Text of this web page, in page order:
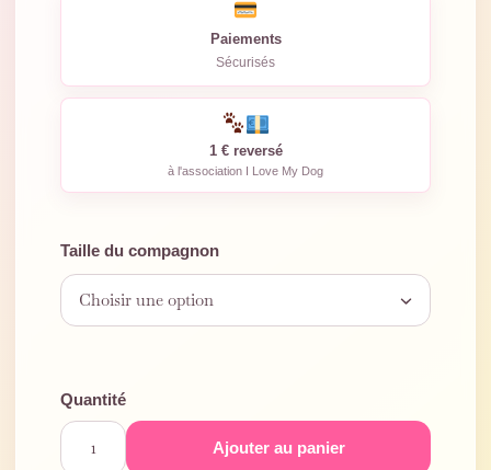
Paiements
Sécurisés
1 € reversé
à l'association I Love My Dog
Taille du compagnon
Ajouter au panier